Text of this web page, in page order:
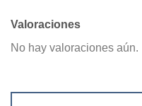
Valoraciones
No hay valoraciones aún.